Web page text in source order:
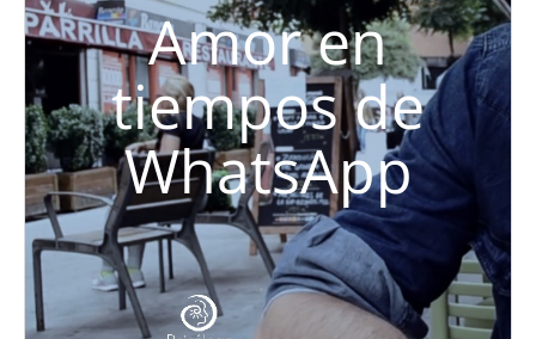
Amor en
tiempos de
WhatsApp